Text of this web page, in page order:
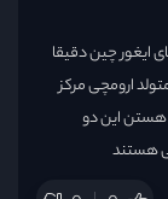
ایغور چین دقیقا
ارومچی مرکز
هستن این دو
هستند